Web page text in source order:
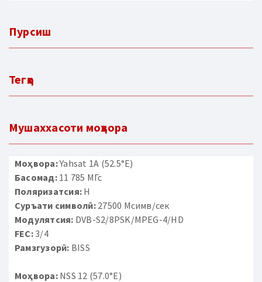
Пурсиш
Тегҳо
Мушаххасоти моҳвора
Моҳвора:Yahsat 1A (52.5°E)
Басомад:11 785 МГс
Поляризатсия: H
Суръати символӣ:27500 Мсимв/сек
Модулятсия: DVB-S2/8PSK/MPEG-4/HD
FEC:3/4
Рамзгузорӣ: BISS
Моҳвора:NSS 12 (57.0°E)